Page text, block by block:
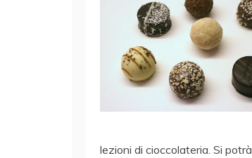
lezioni di cioccolateria. Si